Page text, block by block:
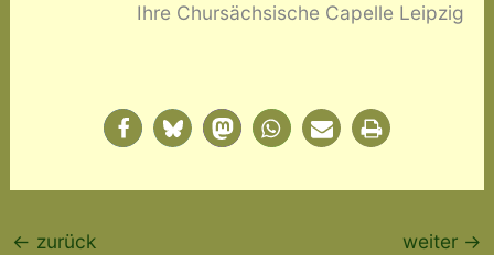
Ihre Chursächsische Capelle Leipzig
← zurück weiter →